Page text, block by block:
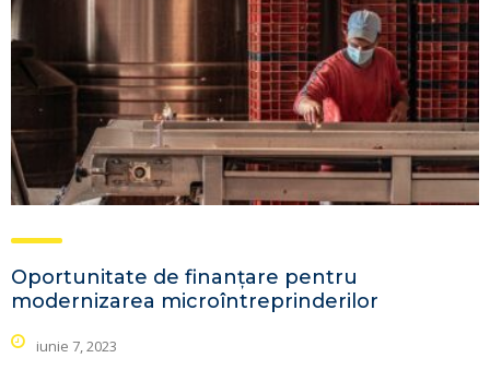
Oportunitate de finanțare pentru
modernizarea microîntreprinderilor
iunie 7, 2023